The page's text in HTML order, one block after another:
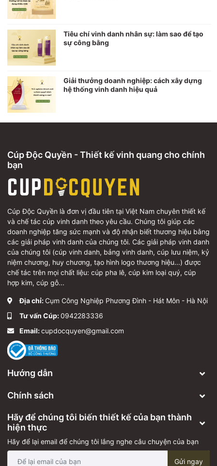
Tiêu chí vinh danh nhân sự: làm sao để tạo
sự công bằng
Giải thưởng doanh nghiệp: cách xây dựng
hệ thống vinh danh hiệu quả
Cúp Độc Quyền - Thiết kế vinh quang cho chính
bạn
Cúp Độc Quyền là đơn vị đầu tiên tại Việt Nam chuyên thiết kế
và chế tác cúp vinh danh theo yêu cầu. Chúng tôi giúp các
doanh nghiệp tăng sức mạnh và độ nhận biết thương hiệu bằng
các giải pháp vinh danh của chúng tôi. Các giải pháp vinh danh
của chúng tôi (cúp vinh danh, bảng vinh danh, cúp lưu niệm, kỷ
niệm chương, huy chương, tạo hình logo thương hiệu...) được
chế tác trên mọi chất liệu: cúp pha lê, cúp kim loại quý, cúp
hợp kim, cúp gỗ...
Địa chỉ: Cụm Công Nghiệp Phương Đình - Hát Môn - Hà Nội
Tư vấn Cúp:0942283336
Email:cupdocquyen@gmail.com
Hướng dẫn
Chính sách
Hãy để chúng tôi biến thiết kế của bạn thành
hiện thực
Hãy để lại email để chúng tôi lắng nghe câu chuyện của bạn
Gửi ngay